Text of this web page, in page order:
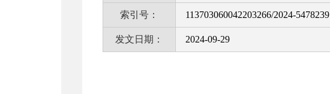
索引号： 113703060042203266/2024-5478239
发文日期： 2024-09-29